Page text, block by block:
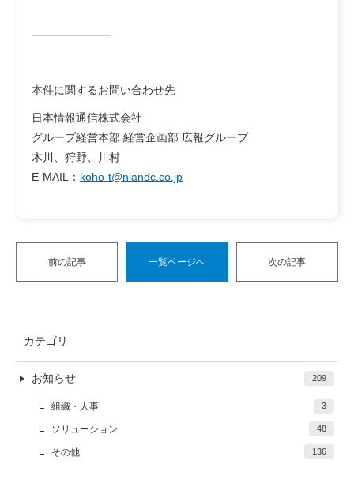
本件に関するお問い合わせ先
日本情報通信株式会社
グループ経営本部 経営企画部 広報グループ
木川、狩野、川村
E-MAIL： koho-t@niandc.co.jp
前の記事 一覧ページへ 次の記事
カテゴリ
お知らせ 209
組織・人事 3
ソリューション 48
その他 136